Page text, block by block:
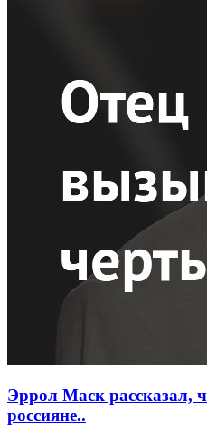
Эррол Маск рассказал,
россияне..